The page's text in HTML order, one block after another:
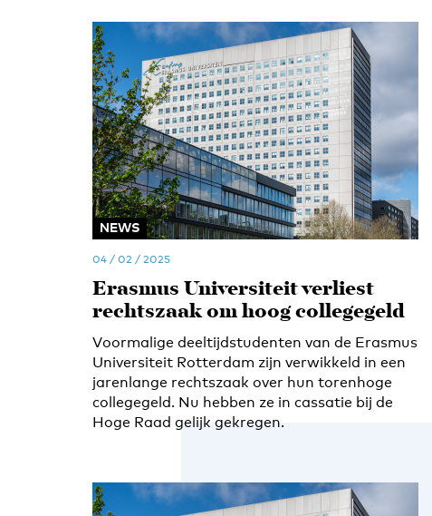
NEWS
04 / 02 / 2025
Erasmus Universiteit verliest
rechtszaak om hoog collegegeld
Voormalige deeltijdstudenten van de Erasmus
Universiteit Rotterdam zijn verwikkeld in een
jarenlange rechtszaak over hun torenhoge
collegegeld. Nu hebben ze in cassatie bij de
Hoge Raad gelijk gekregen.